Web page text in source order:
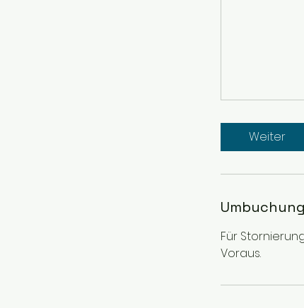
Weiter
Für
Voraus.